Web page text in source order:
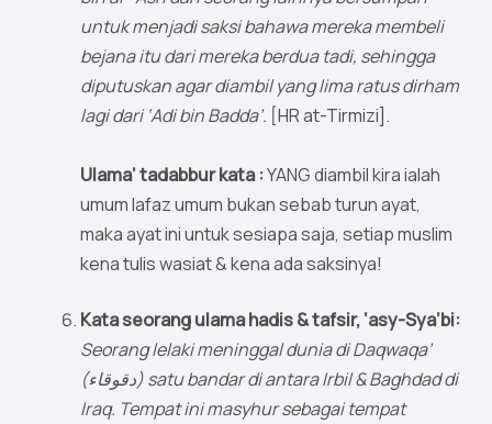
untuk menjadi saksi bahawa mereka membeli
bejana itu dari mereka berdua tadi, sehingga
diputuskan agar diambil yang lima ratus dirham
lagi dari ‘Adi bin Badda’. [HR at-Tirmizi].
Ulama’ tadabbur kata :YANG diambil kira ialah
umum lafaz umum bukan sebab turun ayat,
maka ayat ini untuk sesiapa saja, setiap muslim
kena tulis wasiat & kena ada saksinya!
Kata seorang ulama hadis & tafsir, ‘asy-Sya’bi:
Seorang lelaki meninggal dunia di Daqwaqa’
(دقوقاء) satu bandar di antara Irbil & Baghdad di
Iraq. Tempat ini masyhur sebagai tempat